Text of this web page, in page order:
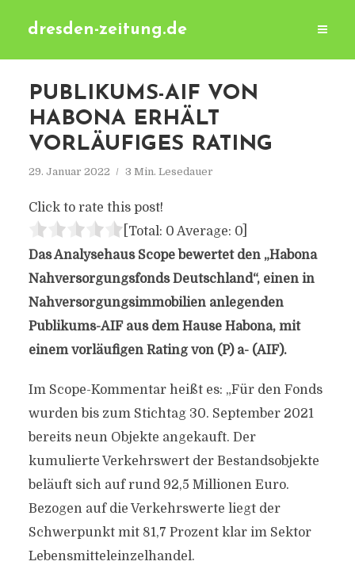
dresden-zeitung.de
PUBLIKUMS-AIF VON
HABONA ERHÄLT
VORLÄUFIGES RATING
29. Januar 2022 3 Min. Lesedauer
Click to rate this post!
[Total: 0 Average: 0]
Das Analysehaus Scope bewertet den „Habona
Nahversorgungsfonds Deutschland“, einen in
Nahversorgungsimmobilien anlegenden
Publikums-AIF aus dem Hause Habona, mit
einem vorläufigen Rating von (P) a- (AIF).
Im Scope-Kommentar heißt es: „Für den Fonds
wurden bis zum Stichtag 30. September 2021
bereits neun Objekte angekauft. Der
kumulierte Verkehrswert der Bestandsobjekte
beläuft sich auf rund 92,5 Millionen Euro.
Bezogen auf die Verkehrswerte liegt der
Schwerpunkt mit 81,7 Prozent klar im Sektor
Lebensmitteleinzelhandel.